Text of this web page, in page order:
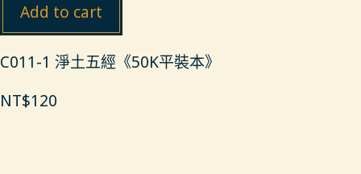
Add to cart
C011-1 淨土五經《50K平裝本》
NT$120